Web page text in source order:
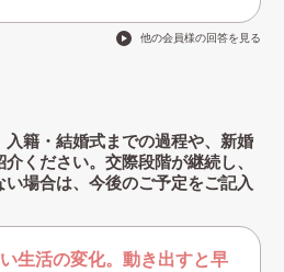
他の会員様の回答を見る
入籍・結婚式までの過程や、新婚
ください。交際段階が継続し、
場合は、今後のご予定をご記入
生活の変化。動き出すと早